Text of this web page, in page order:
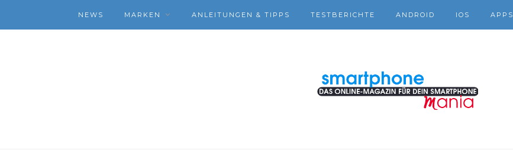
NEWS MARKEN ANLEITUNGEN & TIPPS TESTBERICHTE ANDROID IOS APPS